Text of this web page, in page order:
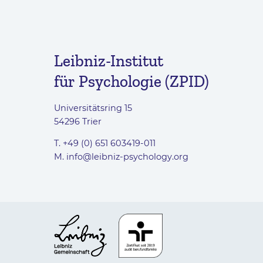
Leibniz-Institut
für Psychologie (ZPID)
Universitätsring 15
54296 Trier
T. +49 (0) 651 603419-011
M. info@leibniz-psychology.org